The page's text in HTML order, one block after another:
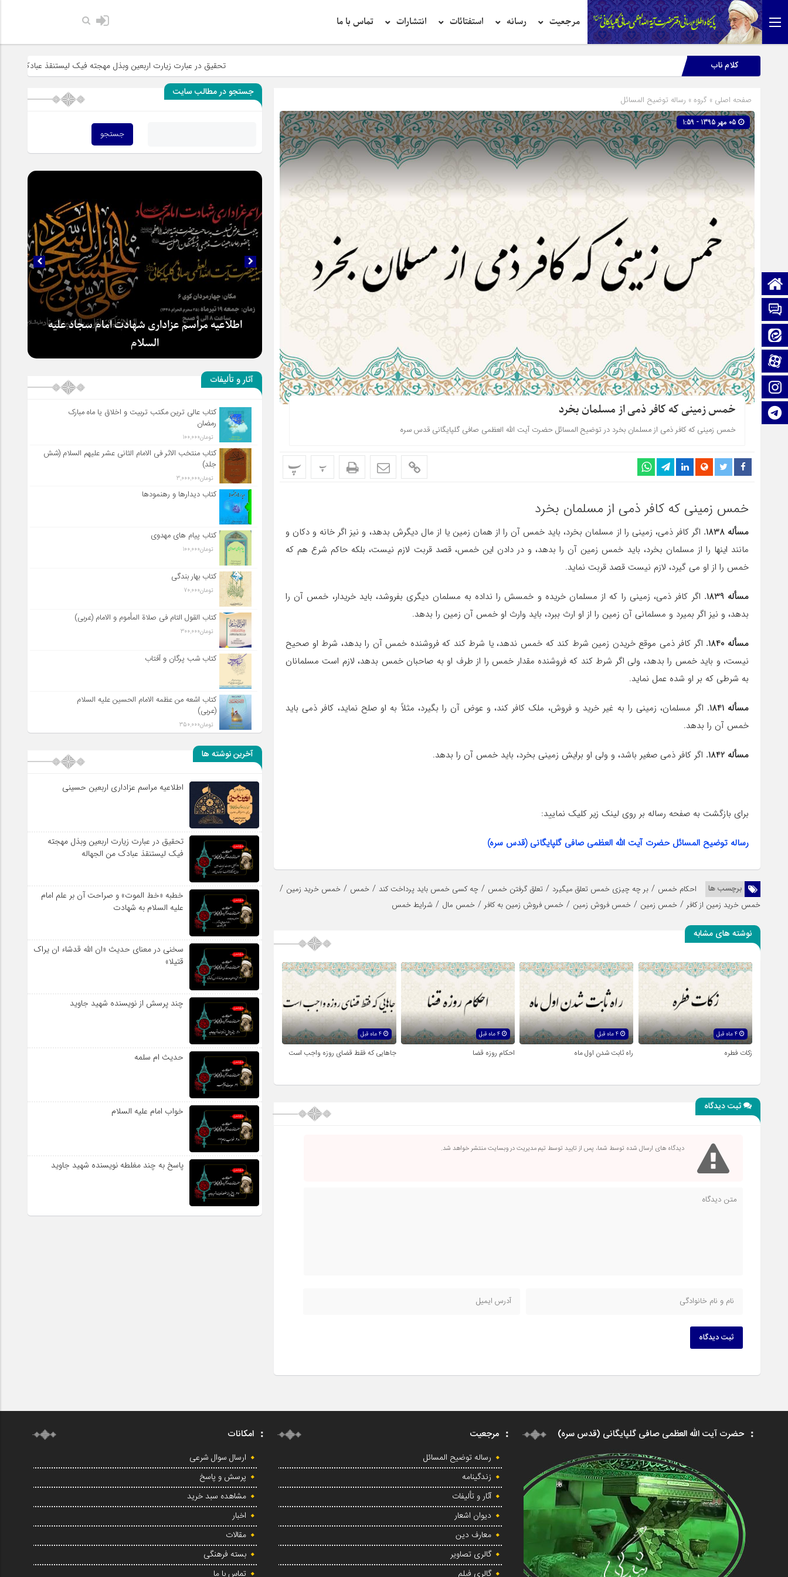
مرجعیت رسانه استفتائات انتشارات تماس با ما
آپارات
اینستاگرام
کلام ناب تحقیق در عبارت زیارت اربعین وبذل مهجته فیک لیستنقذ عبادک من الجهاله
صفحه اصلی » گروه » رساله توضیح المسائل
خمس زمینی که کافر ذمی از مسلمان بخرد
خمس زمینی که کافر ذمی از مسلمان بخرد در توضیح المسائل حضرت آیت الله العظمی صافی گلپایگانی قدس سره
پ پ
خمس زمینی که کافر ذمی از مسلمان بخرد
مسأله 1838.
اگر کافر ذمى، زمینى را از مسلمان بخرد، باید خمس آن را از همان زمین یا از مال دیگرش بدهد، و نیز اگر خانه و دکان و
مانند این‏ها را از مسلمان بخرد، باید خمس زمین آن را بدهد، و در دادن این خمس، قصد قربت لازم نیست، بلکه حاکم‏ شرع هم که
خمس را از او می گیرد، لازم نیست قصد قربت نماید.
مسأله 1839.
اگر کافر ذمى، زمینى را که از مسلمان خریده و خمسش را نداده به مسلمان دیگرى بفروشد، باید خریدار، خمس آن را
بدهد، و نیز اگر بمیرد و مسلمانى آن زمین را از او ارث ببرد، باید وارث او خمس آن زمین را بدهد.
مسأله 1840.
اگر کافر ذمى موقع خریدن زمین شرط کند که خمس ندهد، یا شرط کند که فروشنده خمس آن را بدهد، شرط او صحیح
نیست، و باید خمس را بدهد، ولى اگر شرط کند که فروشنده مقدار خمس را از طرف او به صاحبان خمس بدهد، لازم است مسلمانان
به شرطى که بر او شده عمل نماید.
مسأله 1841.
اگر مسلمان، زمینى را به غیر خرید و فروش، ملک کافر کند، و عوض آن را بگیرد، مثلاً به او صلح نماید، کافر ذمى باید
خمس آن را بدهد.
مسأله 1842. اگر کافر ذمى صغیر باشد، و ولى او برایش زمینى بخرد، باید خمس آن را بدهد.
برای بازگشت به صفحه رساله بر روی لینک زیر کلیک نمایید:
رساله توضیح المسائل حضرت آیت الله العظمی صافی گلپایگانی (قدس سره)
برچسب ها احکام خمس / بر چه چیزی خمس تعلق میگیرد / تعلق گرفتن خمس / چه کسی خمس باید پرداخت کند / خمس / خمس خرید زمین /
خمس خرید زمین از کافر / خمس زمین / خمس فروش زمین / خمس فروش زمین به کافر / خمس مال / شرایط خمس
نوشته های مشابه
4 ماه قبل
زکات فطره
4 ماه قبل
راه ثابت شدن اول ماه
4 ماه قبل
احکام روزه قضا
4 ماه قبل
جاهایى که فقط قضاى روزه واجب است
ثبت دیدگاه
دیدگاه های ارسال شده توسط شما، پس از تایید توسط تیم مدیریت در وبسایت منتشر خواهد شد.
ثبت دیدگاه
جستجو در مطالب سایت
اطلاعیه مراسم عزاداری شهادت امام سجاد علیه
سلطان عشق
آثار و تألیفات
کتاب عالی ترین مکتب تربیت و اخلاق یا ماه مبارک
رمضان
تومان100,000
کتاب منتخب الاثر فی الامام الثانی عشر علیهم السلام (شش
جلد)
تومان3,000,000
کتاب دیدارها و رهنمودها
کتاب پیام های مهدوی
تومان100,000
کتاب بهار بندگی
تومان70,000
کتاب القول التام فی صلاة المأموم و الامام (عربی)
تومان300,000
کتاب شب پرگان و آفتاب
کتاب اشعه من عظمه الامام الحسین علیه السلام
(عربی)
تومان350,000
آخرین نوشته ها
اطلاعیه مراسم عزاداری اربعین حسینی
تحقیق در عبارت زیارت اربعین وبذل مهجته
فیک لیستنقذ عبادک من الجهاله
خطبه «خط الموت» و صراحت آن بر علم امام
علیه السلام به شهادت
سخنی در معنای حدیث «ان الله قدشاء ان یراک
قتیلا»
چند پرسش از نویسنده شهید جاوید
حدیث ام سلمه
خواب امام علیه السلام
پاسخ به چند مغلطه نویسنده شهید جاوید
حضرت آیت الله العظمی صافی گلپایگانی (قدس سره) مرجعیت
رساله توضیح المسائل
زندگینامه
آثار و تألیفات
دیوان اشعار
معارف دین
گالری تصاویر
گالری فیلم
امکانات
ارسال سوال شرعی
پرسش و پاسخ
مشاهده سبد خرید
اخبار
مقالات
بسته فرهنگی
تماس با ما